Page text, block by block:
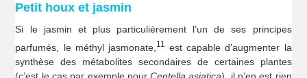
Petit houx et jasmin
Si le jasmin et plus particulièrement l’un de ses principes
parfumés, le méthyl jasmonate, 11
est capable d’augmenter la
synthèse des métabolites secondaires de certaines plantes
(c’est le cas par exemple pourCentella asiatica), il n’en est rien